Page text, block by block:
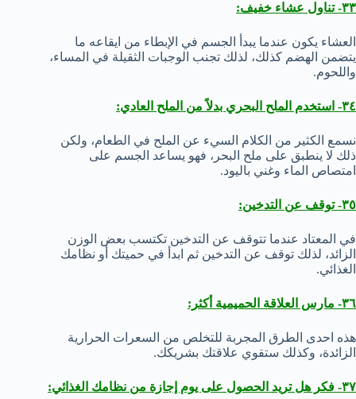
٣٣- تناول عشاء خفيف:
العشاء يكون عندما يبدأ الجسم في الإبطاء من ايقاعه ما
يتضمن الهضم كذلك، لذلك تجنب الوجبات الثقيلة في المساء،
واللحوم.
٣٤- استخدم الملح البحري بدلاً من الملح العادي:
نسمع الكثير من الكلام السيء عن الملح في الطعام، ولكن
ذلك لا ينطبق على ملح البحر، فهو يساعد الجسم على
امتصاص الماء وغني باليود.
٣٥- توقف عن التدخين:
في المعتاد عندما تتوقف عن التدخين تكتسب بعض الوزن
الزائد، لذلك توقف عن التدخين ثم ابدأ في حميتك أو نظامك
الغذائي.
٣٦- مارس العلاقة الحميمية أكثر:
هذه احدى الطرق المجربة للتخلص من السعرات الحرارية
الزائدة، وكذلك ستقوي علاقتك بشريكك.
٣٧- فكر هل تريد الحصول على يوم إجازة من نظامك الغذائي: